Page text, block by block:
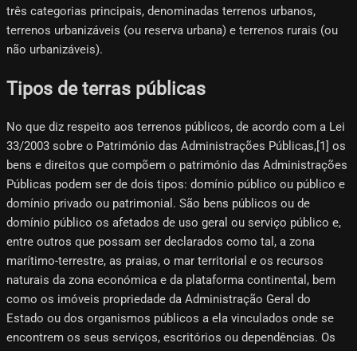
três categorias principais, denominadas terrenos urbanos,
terrenos urbanizáveis ​​(ou reserva urbana) e terrenos rurais (ou
não urbanizáveis).
Tipos de terras públicas
No que diz respeito aos terrenos públicos, de acordo com a Lei
33/2003 sobre o Património das Administrações Públicas,[1]​ os
bens e direitos que compõem o património das Administrações
Públicas podem ser de dois tipos: domínio público ou público e
domínio privado ou patrimonial. São bens públicos ou de
domínio público os afetados de uso geral ou serviço público e,
entre outros que possam ser declarados como tal, a zona
marítimo-terrestre, as praias, o mar territorial e os recursos
naturais da zona económica e da plataforma continental, bem
como os imóveis propriedade da Administração Geral do
Estado ou dos organismos públicos a ela vinculados onde se
encontrem os seus serviços, escritórios ou dependências. Os